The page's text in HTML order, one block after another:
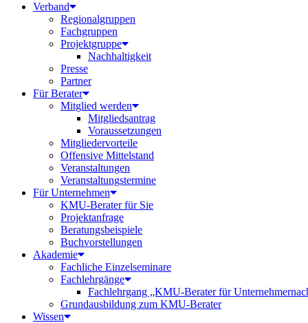
Verband
Regionalgruppen
Fachgruppen
Projektgruppe
Nachhaltigkeit
Presse
Partner
Für Berater
Mitglied werden
Mitgliedsantrag
Voraussetzungen
Mitgliedervorteile
Offensive Mittelstand
Veranstaltungen
Veranstaltungstermine
Für Unternehmen
KMU-Berater für Sie
Projektanfrage
Beratungsbeispiele
Buchvorstellungen
Akademie
Fachliche Einzelseminare
Fachlehrgänge
Fachlehrgang „KMU-Berater für
Grundausbildung zum KMU-Berater
Wissen